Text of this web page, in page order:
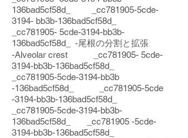
136bad5cf58d_ _cc781905-5cde-
3194- bb3b-136bad5cf58d_
_cc781905- 5cde-3194-bb3b-
136bad5cf58d_ -尾根の分割と拡張
-Alveolar crest _cc781905- 5cde-
3194-bb3b-136bad5cf58d_
_cc781905-5cde-3194-bb3b
-136bad5cf58d_ _cc781905-5cde
-3194-bb3b-136bad5cf58d_
_cc781905-5cde-3194-bb3b-
136bad5cf58d_ _cc781905 -5cde-
3194-bb3b-136bad5cf58d_